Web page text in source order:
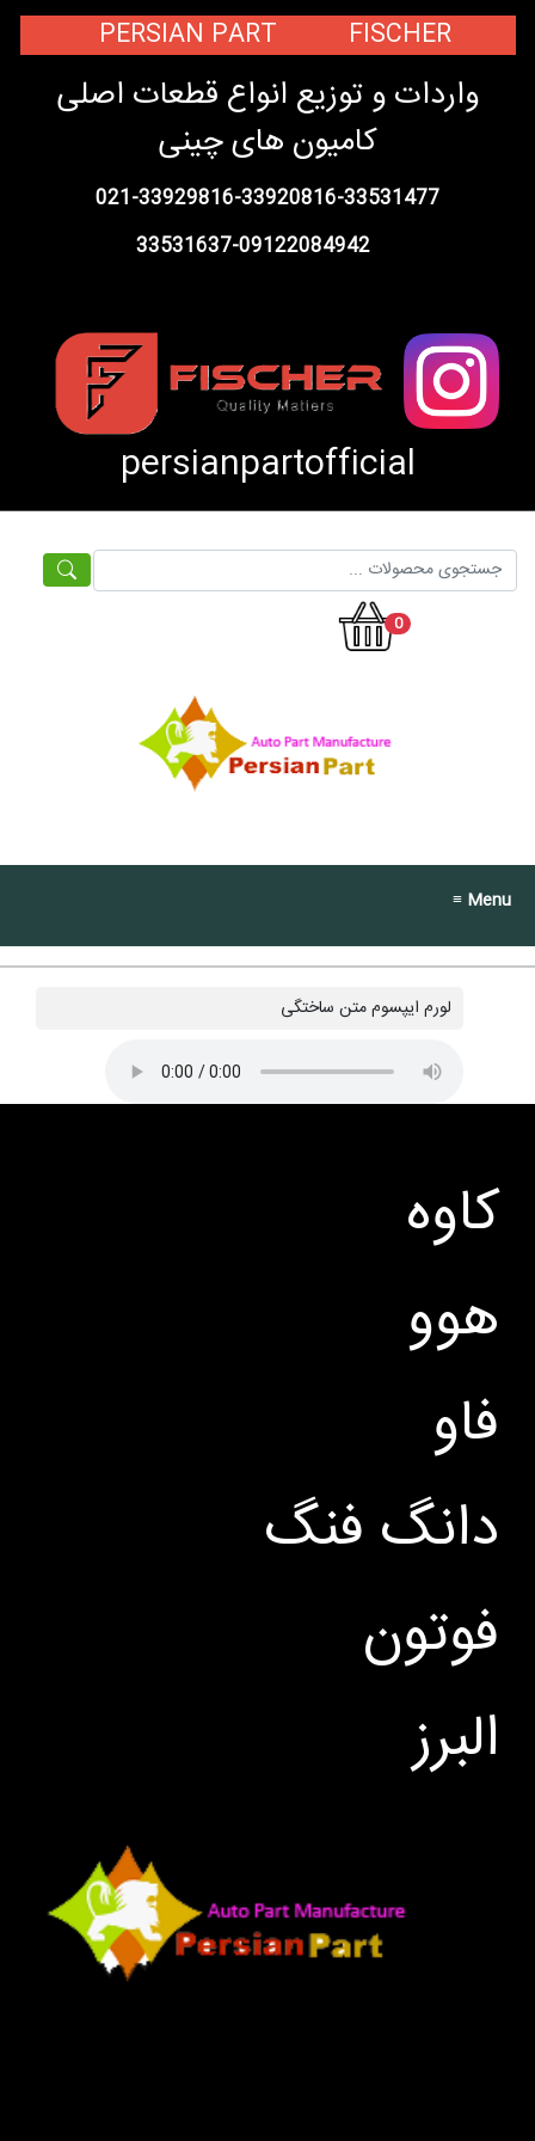
PERSIAN PART FISCHER
واردات و توزیع انواع قطعات اصلی
کامیون های چینی
021-33929816-33920816-33531477
33531637-09122084942
persianpartofficial
0
≡ Menu
لورم ایپسوم متن ساختگی
کاوه
هوو
فاو
دانگ فنگ
فوتون
البرز